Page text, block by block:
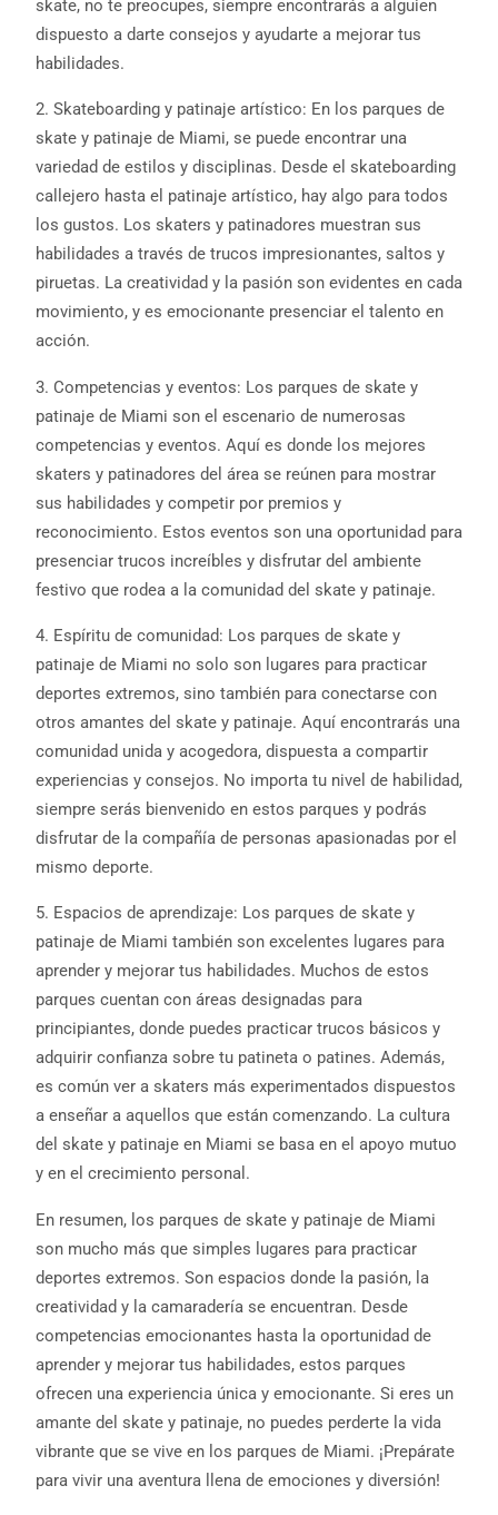
skate, no te preocupes, siempre encontrarás a alguien
dispuesto a darte consejos y ayudarte a mejorar tus
habilidades.
2. Skateboarding y patinaje artístico: En los parques de
skate y patinaje de Miami, se puede encontrar una
variedad de estilos y disciplinas. Desde el skateboarding
callejero hasta el patinaje artístico, hay algo para todos
los gustos. Los skaters y patinadores muestran sus
habilidades a través de trucos impresionantes, saltos y
piruetas. La creatividad y la pasión son evidentes en cada
movimiento, y es emocionante presenciar el talento en
acción.
3. Competencias y eventos: Los parques de skate y
patinaje de Miami son el escenario de numerosas
competencias y eventos. Aquí es donde los mejores
skaters y patinadores del área se reúnen para mostrar
sus habilidades y competir por premios y
reconocimiento. Estos eventos son una oportunidad para
presenciar trucos increíbles y disfrutar del ambiente
festivo que rodea a la comunidad del skate y patinaje.
4. Espíritu de comunidad: Los parques de skate y
patinaje de Miami no solo son lugares para practicar
deportes extremos, sino también para conectarse con
otros amantes del skate y patinaje. Aquí encontrarás una
comunidad unida y acogedora, dispuesta a compartir
experiencias y consejos. No importa tu nivel de habilidad,
siempre serás bienvenido en estos parques y podrás
disfrutar de la compañía de personas apasionadas por el
mismo deporte.
5. Espacios de aprendizaje: Los parques de skate y
patinaje de Miami también son excelentes lugares para
aprender y mejorar tus habilidades. Muchos de estos
parques cuentan con áreas designadas para
principiantes, donde puedes practicar trucos básicos y
adquirir confianza sobre tu patineta o patines. Además,
es común ver a skaters más experimentados dispuestos
a enseñar a aquellos que están comenzando. La cultura
del skate y patinaje en Miami se basa en el apoyo mutuo
y en el crecimiento personal.
En resumen, los parques de skate y patinaje de Miami
son mucho más que simples lugares para practicar
deportes extremos. Son espacios donde la pasión, la
creatividad y la camaradería se encuentran. Desde
competencias emocionantes hasta la oportunidad de
aprender y mejorar tus habilidades, estos parques
ofrecen una experiencia única y emocionante. Si eres un
amante del skate y patinaje, no puedes perderte la vida
vibrante que se vive en los parques de Miami. ¡Prepárate
para vivir una aventura llena de emociones y diversión!